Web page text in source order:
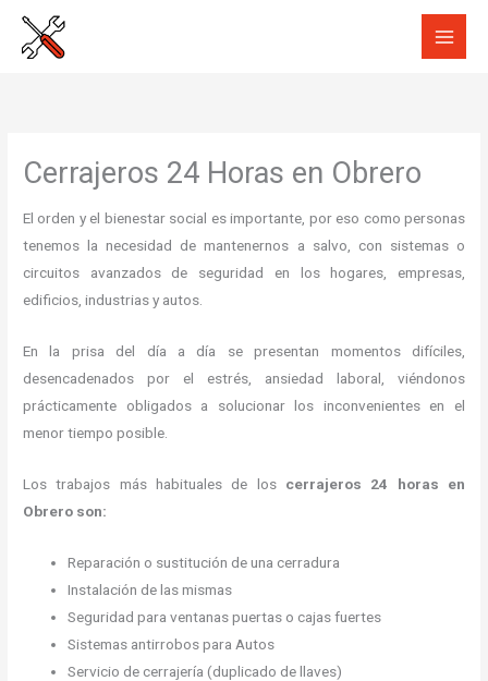
Cerrajeros 24 Horas en Obrero
El orden y el bienestar social es importante, por eso como personas
tenemos la necesidad de mantenernos a salvo, con sistemas o
circuitos avanzados de seguridad en los hogares, empresas,
edificios, industrias y autos.
En la prisa del día a día se presentan momentos difíciles,
desencadenados por el estrés, ansiedad laboral, viéndonos
prácticamente obligados a solucionar los inconvenientes en el
menor tiempo posible.
Los trabajos más habituales de los cerrajeros 24 horas en
Obrero son:
Reparación o sustitución de una cerradura
Instalación de las mismas
Seguridad para ventanas puertas o cajas fuertes
Sistemas antirrobos para Autos
Servicio de cerrajería (duplicado de llaves)